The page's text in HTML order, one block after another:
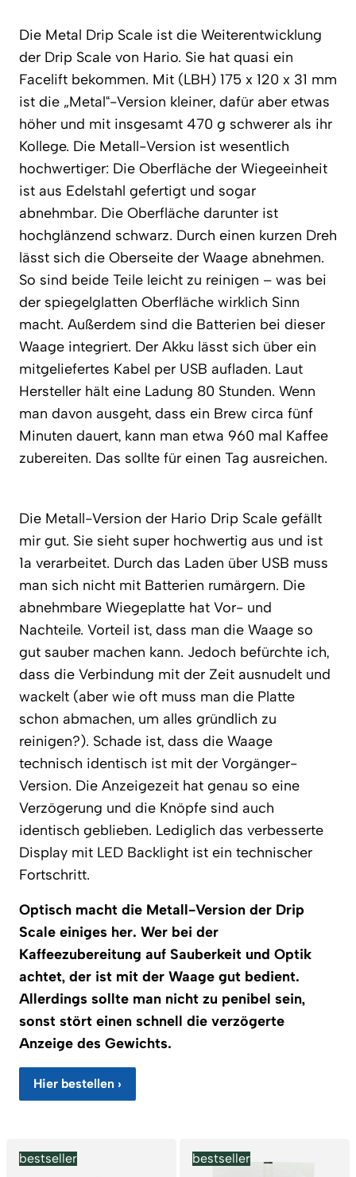
Die Metal Drip Scale ist die Weiterentwicklung
der Drip Scale von Hario. Sie hat quasi ein
Facelift bekommen. Mit (LBH) 175 x 120 x 31 mm
ist die „Metal“-Version kleiner, dafür aber etwas
höher und mit insgesamt 470 g schwerer als ihr
Kollege. Die Metall-Version ist wesentlich
hochwertiger: Die Oberfläche der Wiegeeinheit
ist aus Edelstahl gefertigt und sogar
abnehmbar. Die Oberfläche darunter ist
hochglänzend schwarz. Durch einen kurzen Dreh
lässt sich die Oberseite der Waage abnehmen.
So sind beide Teile leicht zu reinigen – was bei
der spiegelglatten Oberfläche wirklich Sinn
macht. Außerdem sind die Batterien bei dieser
Waage integriert. Der Akku lässt sich über ein
mitgeliefertes Kabel per USB aufladen. Laut
Hersteller hält eine Ladung 80 Stunden. Wenn
man davon ausgeht, dass ein Brew circa fünf
Minuten dauert, kann man etwa 960 mal Kaffee
zubereiten. Das sollte für einen Tag ausreichen.
Die Metall-Version der Hario Drip Scale gefällt
mir gut. Sie sieht super hochwertig aus und ist
1a verarbeitet. Durch das Laden über USB muss
man sich nicht mit Batterien rumärgern. Die
abnehmbare Wiegeplatte hat Vor- und
Nachteile. Vorteil ist, dass man die Waage so
gut sauber machen kann. Jedoch befürchte ich,
dass die Verbindung mit der Zeit ausnudelt und
wackelt (aber wie oft muss man die Platte
schon abmachen, um alles gründlich zu
reinigen?). Schade ist, dass die Waage
technisch identisch ist mit der Vorgänger-
Version. Die Anzeigezeit hat genau so eine
Verzögerung und die Knöpfe sind auch
identisch geblieben. Lediglich das verbesserte
Display mit LED Backlight ist ein technischer
Fortschritt.
Optisch macht die Metall-Version der Drip
Scale einiges her. Wer bei der
Kaffeezubereitung auf Sauberkeit und Optik
achtet, der ist mit der Waage gut bedient.
Allerdings sollte man nicht zu penibel sein,
sonst stört einen schnell die verzögerte
Anzeige des Gewichts.
Hier bestellen ›
bestseller bestseller